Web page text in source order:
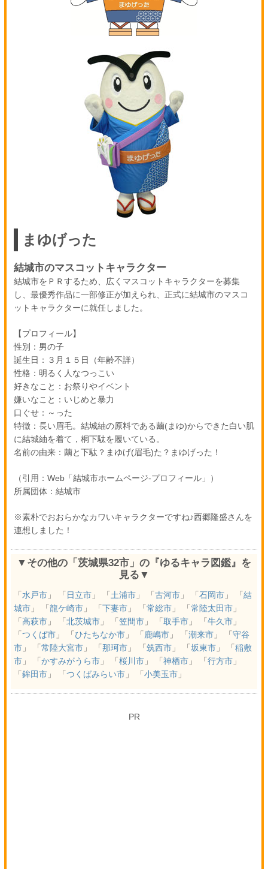
まゆげった
結城市のマスコットキャラクター
結城市をＰＲするため、広くマスコットキャラクターを募集
し、最優秀作品に一部修正が加えられ、正式に結城市のマスコ
ットキャラクターに就任しました。
【プロフィール】
性別：男の子
誕生日：３月１５日（年齢不詳）
性格：明るく人なつっこい
好きなこと：お祭りやイベント
嫌いなこと：いじめと暴力
口ぐせ：～った
特徴：長い眉毛。結城紬の原料である繭(まゆ)からできた白い肌
に結城紬を着て，桐下駄を履いている。
名前の由来：繭と下駄？まゆげ(眉毛)た？まゆげった！
（引用：Web「結城市ホームページ-プロフィール」）
所属団体：結城市
※素朴でおおらかなカワいキャラクターですね♪西郷隆盛さんを
連想しました！
▼その他の「茨城県32市」の『ゆるキャラ図鑑』を
見る▼
「 水戸市」 「 日立市」 「 土浦市」 「 古河市」 「 石岡市」 「 結
城市」 「 龍ケ崎市」 「 下妻市」 「 常総市」 「 常陸太田市」
「 高萩市」 「 北茨城市」 「 笠間市」 「 取手市」 「 牛久市」
「 つくば市」 「 ひたちなか市」 「 鹿嶋市」 「 潮来市」 「 守谷
市」 「 常陸大宮市」 「 那珂市」 「 筑西市」 「 坂東市」 「 稲敷
市」 「 かすみがうら市」 「 桜川市」 「 神栖市」 「 行方市」
「 鉾田市」 「 つくばみらい市」 「 小美玉市」
PR